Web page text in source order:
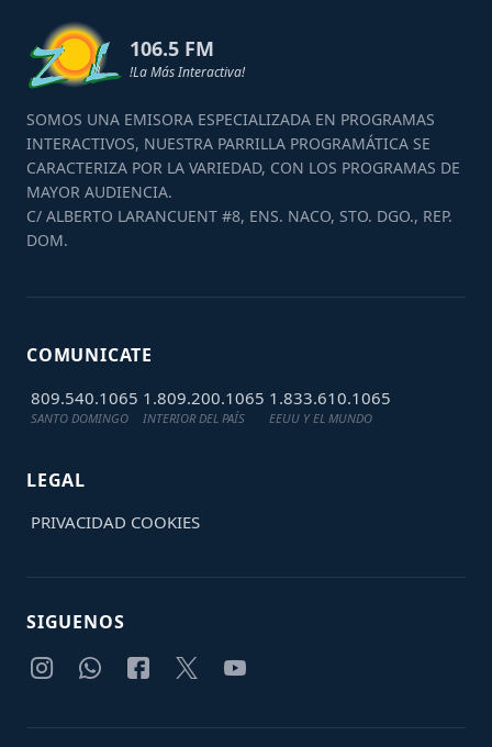
106.5 FM
!La Más Interactiva!
SOMOS UNA EMISORA ESPECIALIZADA EN PROGRAMAS
INTERACTIVOS, NUESTRA PARRILLA PROGRAMÁTICA SE
CARACTERIZA POR LA VARIEDAD, CON LOS PROGRAMAS DE
MAYOR AUDIENCIA.
C/ ALBERTO LARANCUENT #8, ENS. NACO, STO. DGO., REP.
DOM.
COMUNICATE
809.540.1065
SANTO DOMINGO
1.809.200.1065
INTERIOR DEL PAÍS
1.833.610.1065
EEUU Y EL MUNDO
LEGAL
PRIVACIDAD COOKIES
SIGUENOS